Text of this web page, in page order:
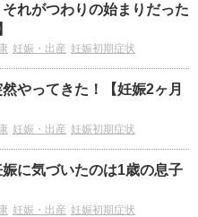
れがつわりの始まりだった
妊娠・出産 妊娠初期症状
やってきた！【妊娠2ヶ月
妊娠・出産 妊娠初期症状
に気づいたのは1歳の息子
妊娠・出産 妊娠初期症状